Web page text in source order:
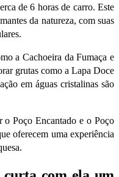
de 6 horas de carro. Este
da natureza, com suas
a Cachoeira da Fumaça e
grutas como a Lapa Doce
em águas cristalinas são
o Poço Encantado e o Poço
oferecem uma experiência